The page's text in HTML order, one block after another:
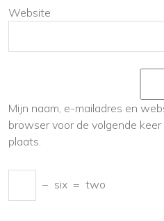
Website
Mijn naam, e-mailadres en
browser voor de volgende
plaats.
− six = two